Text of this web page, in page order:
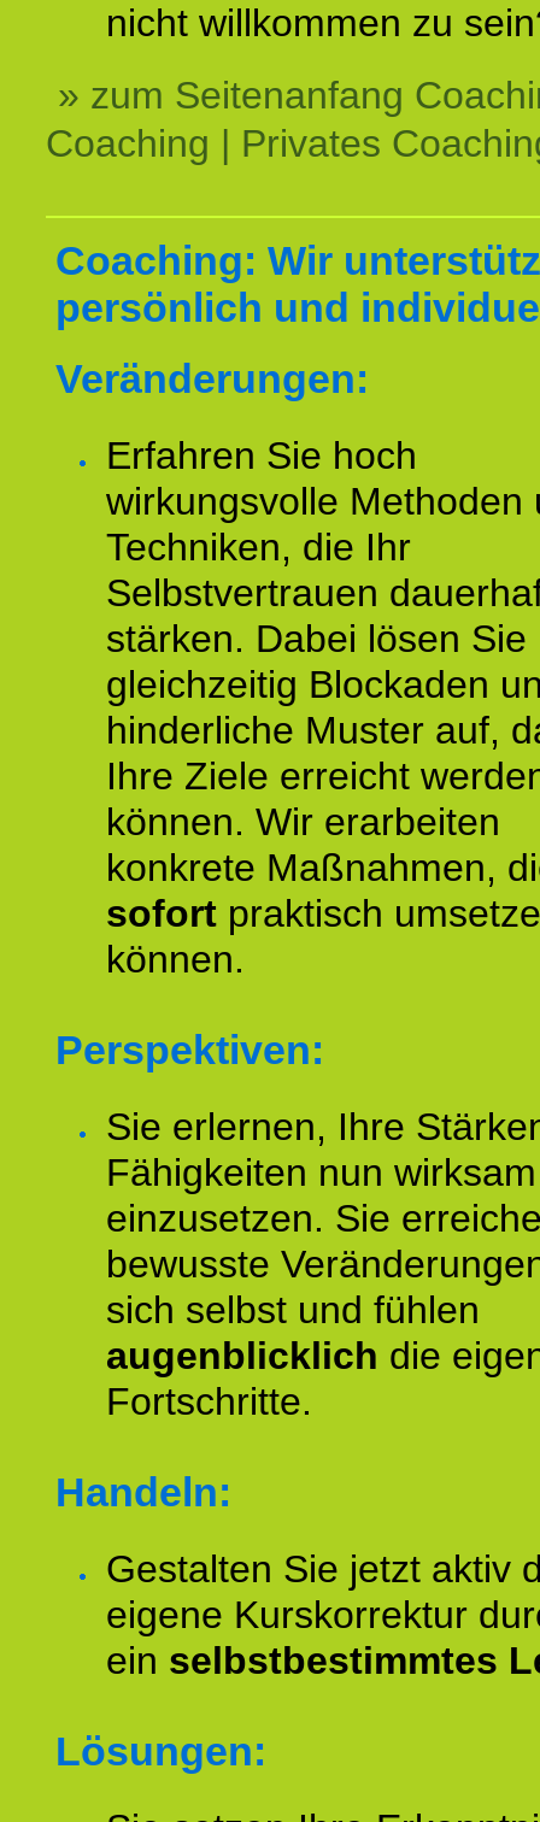
nicht willkommen zu
» zum Seitenanfang
Coaching | Privates
Coaching: Wir
persönlich und
Veränderungen:
Erfahren Sie hoch
wirkungsvolle Methoden
Techniken, die Ihr
Selbstvertrauen
stärken. Dabei lösen Sie
gleichzeitig Blockaden
hinderliche Muster auf,
Ihre Ziele erreicht
können. Wir erarbeiten
konkrete Maßnahmen,
sofort praktisch
können.
Perspektiven:
Sie erlernen, Ihre
Fähigkeiten nun wirksam
einzusetzen. Sie
bewusste
sich selbst und fühlen
augenblicklich die
Fortschritte.
Handeln:
Gestalten Sie jetzt aktiv
eigene Kurskorrektur
ein selbstbestimmtes
Lösungen: